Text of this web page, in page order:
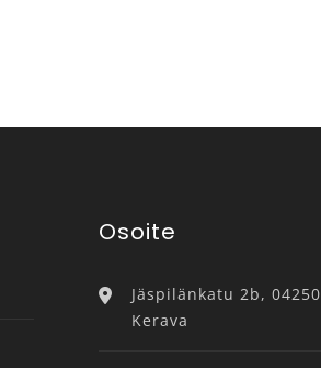
Osoite
Jäspilänkatu 2b, 04250
Kerava